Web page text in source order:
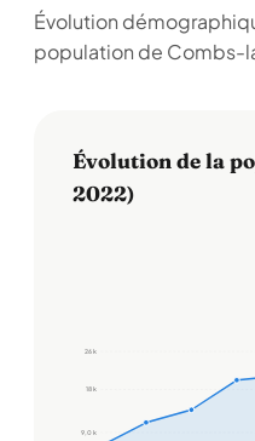
Évolution
population de Combs-
Évolution de la
2022)
9,0 k
18 k
26 k